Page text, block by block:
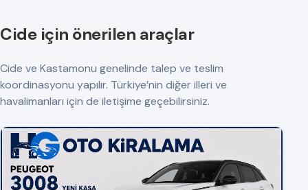
Cide için önerilen araçlar
Cide ve Kastamonu genelinde talep ve teslim
koordinasyonu yapılır. Türkiye’nin diğer illeri ve
havalimanları için de iletişime geçebilirsiniz.